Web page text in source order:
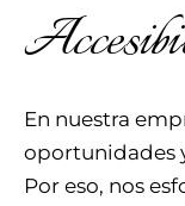
En nuestra
oportunidades
Por eso, nos